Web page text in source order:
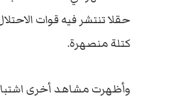
حقلا تنتشر فيه قوات
كتلة منصهرة.
وأظهرت مشاهد أخرى